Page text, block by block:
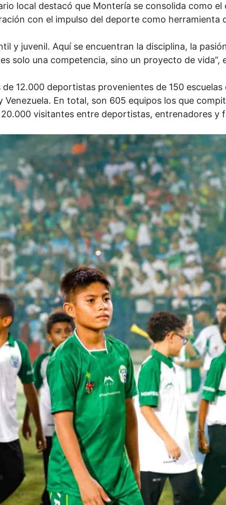
local destacó que Montería se consolida como
con el impulso del deporte como herramienta
y juvenil. Aquí se encuentran la disciplina, la
solo una competencia, sino un proyecto de vida”,
de 12.000 deportistas provenientes de 150
En total, son 605 equipos los que
visitantes entre deportistas, entrenadores y